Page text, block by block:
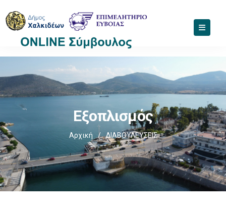
Εξοπλισμός
Αρχική / ΔΙΑΒΟΥΛΕΥΣΕΙΣ